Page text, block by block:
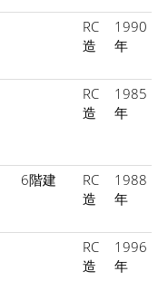
RC
造
1990
年
RC
造
1985
年
6階建
RC
造
1988
年
RC
造
1996
年